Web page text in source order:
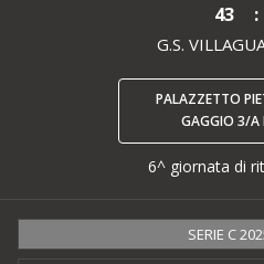
43 :
G.S.
PALAZZETTO
GAGGIO 3/A
6^ giornata di
SERIE C